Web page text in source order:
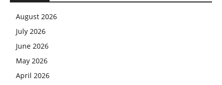
August 2026
July 2026
June 2026
May 2026
April 2026